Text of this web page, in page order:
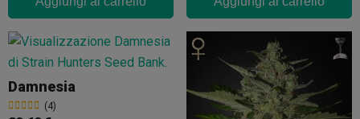
Damnesia
(4)